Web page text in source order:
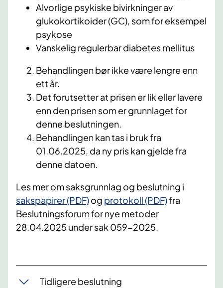
Alvorlige psykiske bivirkninger av
glukokortikoider (GC), som for eksempel
psykose
Vanskelig regulerbar diabetes mellitus
Behandlingen bør ikke være lengre enn
ett år.
Det forutsetter at prisen er lik eller lavere
enn den prisen som er grunnlaget for
denne beslutningen.
Behandlingen kan tas i bruk fra
01.06.2025, da ny pris kan gjelde fra
denne datoen.
Les mer om saksgrunnlag og beslutning i
sakspapirer (PDF)og protokoll (PDF)fra
Beslutningsforum for nye metoder
28.04.2025 under sak 059-2025.
Tidligere beslutning